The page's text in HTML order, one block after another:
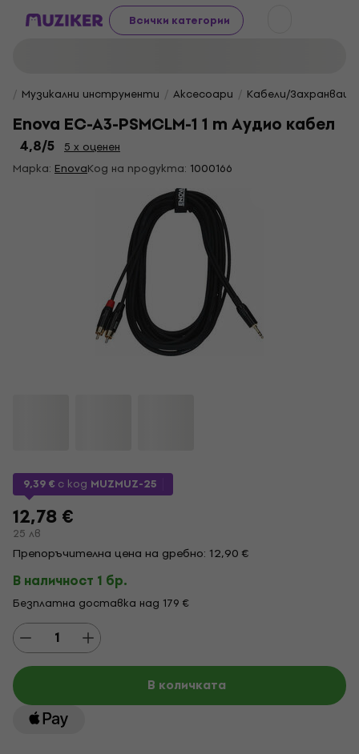
Всички категории
Музикални инструменти Aксесоари Кабели/
Enova EC-A3-PSMCLM-1 1 m Аудио кабел
4,8/5
5 x оценен
Марка: EnovaКод на продукта: 1000166
9,39 € с код MUZMUZ-25
12,78 €
25 лв
Препоръчителна цена на дребно: 12,90 €
В наличност 1 бр.
Безплатна доставка над 179 €
В количката